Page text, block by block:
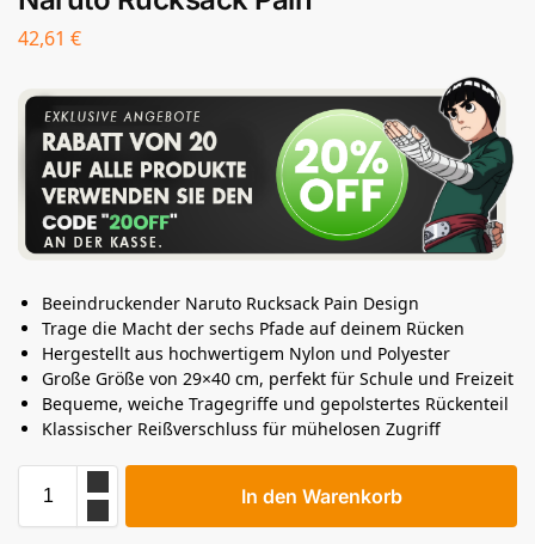
42,61 €
Beeindruckender Naruto Rucksack Pain Design
Trage die Macht der sechs Pfade auf deinem Rücken
Hergestellt aus hochwertigem Nylon und Polyester
Große Größe von 29×40 cm, perfekt für Schule und Freizeit
Bequeme, weiche Tragegriffe und gepolstertes Rückenteil
Klassischer Reißverschluss für mühelosen Zugriff
In den Warenkorb